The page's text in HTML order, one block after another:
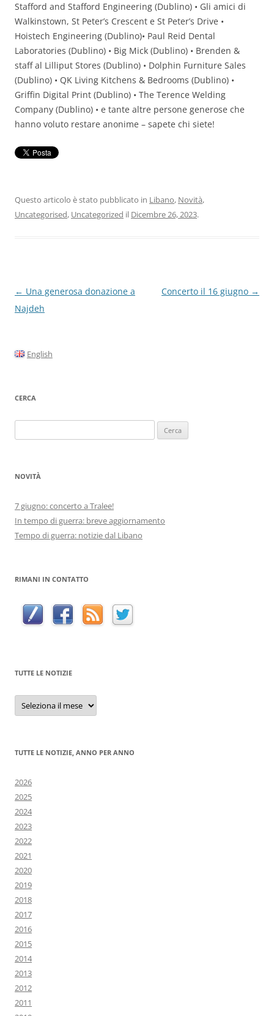
Stafford and Stafford Engineering (Dublino) • Gli amici di
Walkinstown, St Peter’s Crescent e St Peter’s Drive •
Hoistech Engineering (Dublino)• Paul Reid Dental
Laboratories (Dublino) • Big Mick (Dublino) • Brenden &
staff al Lilliput Stores (Dublino) • Dolphin Furniture Sales
(Dublino) • QK Living Kitchens & Bedrooms (Dublino) •
Griffin Digital Print (Dublino) • The Terence Welding
Company (Dublino) • e tante altre persone generose che
hanno voluto restare anonime – sapete chi siete!
Questo articolo è stato pubblicato in Libano, Novità,
Uncategorised, Uncategorized il Dicembre 26, 2023.
Navigazione
articolo
← Una generosa donazione a
Najdeh
Concerto il 16 giugno →
English
CERCA
per:
NOVITÀ
7 giugno: concerto a Tralee!
In tempo di guerra: breve aggiornamento
Tempo di guerra: notizie dal Libano
RIMANI IN CONTATTO
TUTTE LE NOTIZIE
Tutte
notizie
TUTTE LE NOTIZIE, ANNO PER ANNO
2026
2025
2024
2023
2022
2021
2020
2019
2018
2017
2016
2015
2014
2013
2012
2011